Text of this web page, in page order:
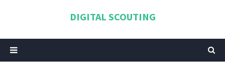
DIGITAL SCOUTING